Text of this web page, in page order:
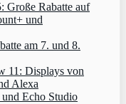
Große Rabatte auf
und
am 7. und 8.
11: Displays von
Alexa
Echo Studio